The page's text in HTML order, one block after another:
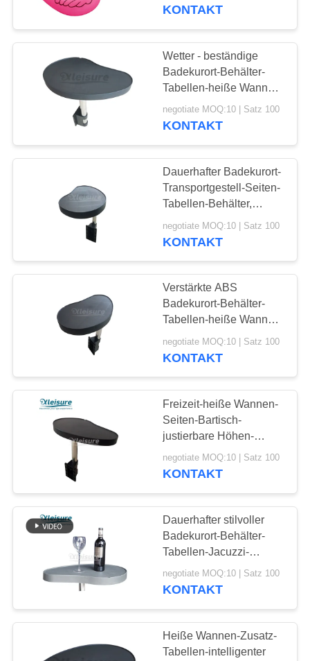
KONTAKT
REFERENZEN
SITEMAP
PRIVACY
Heiße Wannen-
Badekurort-
Abdeckungen
Eisbadewanne.
Eissprung
Schwimmen-
Badekurort-
Abdeckungen
Hölzerne heiße
Wannen-Abdeckung
16
Becherhalter-
Küstenmotorschiff
KONTAKT
Wetter - beständige
Badekurort-Behälter-
Tabellen-heiße Wannen-
Behälter-
allgemeinhintabelle
negotiate MOQ:10 | Satz 100
KONTAKT
Dauerhafter Badekurort-
Transportgestell-Seiten-
Tabellen-Behälter,
Polymer-Pool-Seiten-
Behälter-einfache
negotiate MOQ:10 | Satz 100
KONTAKT
Verstärkte ABS
Badekurort-Behälter-
Tabellen-heiße Wanne
trinkt Behälter-
Schwenker für einfache
negotiate MOQ:10 | Satz 100
KONTAKT
Freizeit-heiße Wannen-
Seiten-Bartisch-
justierbare Höhen-
Richtung für Sauna-
Räume
negotiate MOQ:10 | Satz 100
KONTAKT
Dauerhafter stilvoller
Badekurort-Behälter-
Tabellen-Jacuzzi-
Tabellen-Edelstahl
aufrechter Pole
negotiate MOQ:10 | Satz 100
KONTAKT
Heiße Wannen-Zusatz-
Tabellen-intelligenter